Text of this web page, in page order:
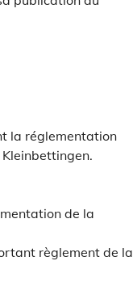
la réglementation
de la
règlement de la